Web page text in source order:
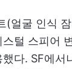
(얼굴 인식
털 스피어
다. SF에서